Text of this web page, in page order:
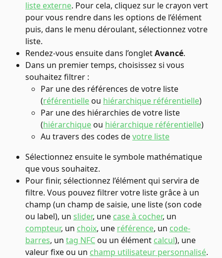
liste externe. Pour cela, cliquez sur le crayon vert
pour vous rendre dans les options de l’élément
puis, dans le menu déroulant, sélectionnez votre
liste.
Rendez-vous ensuite dans l’onglet Avancé.
Dans un premier temps, choisissez si vous
souhaitez filtrer :
Par une des références de votre liste
(référentielle ou hiérarchique référentielle)
Par une des hiérarchies de votre liste
(hiérarchique ou hiérarchique référentielle)
Au travers des codes de votre liste
Sélectionnez ensuite le symbole mathématique
que vous souhaitez.
Pour finir, sélectionnez l’élément qui servira de
filtre. Vous pouvez filtrer votre liste grâce à un
champ (un champ de saisie, une liste (son code
ou label), un slider, une case à cocher, un
compteur, un choix, une référence, un code-
barres, un tag NFC ou un élément calcul), une
valeur fixe ou un champ utilisateur personnalisé.